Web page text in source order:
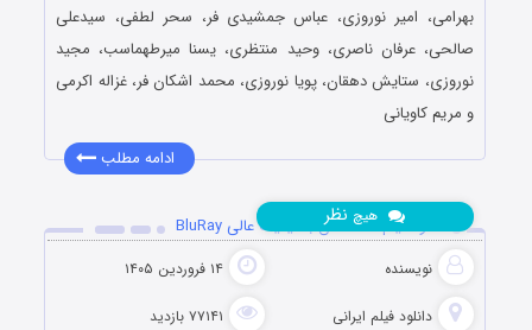
بهرامی، امیر نوروزی، عباس جمشیدی فر، سحر لطفی، سیدعلی
صالحی، عرفان ناصری، وحید منتظری، یسنا میرطهماسب، مجید
نوروزی، ستایش دهقان، پویا نوروزی، محمد اشکان فر، غزاله اکرمی
و مریم کاویانی
ادامه مطلب
دانلود فیلم شاه نقش با کیفیت عالی BluRay
نویسنده ۱۴ فروردین ۱۴۰۵
دانلود فیلم‌ ایرانی ۷۷۱۴۱ بازدید
هیچ نظر